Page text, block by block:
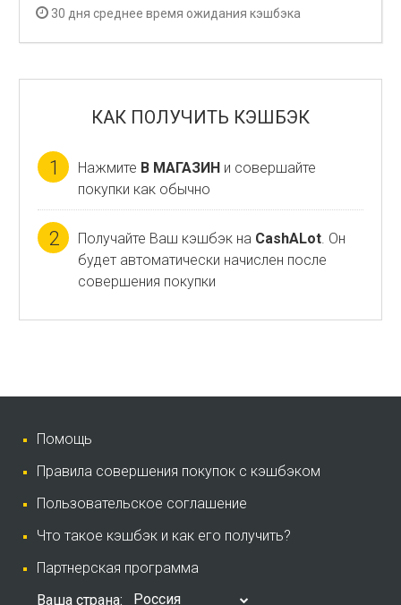
30 дня среднее время ожидания кэшбэка
КАК ПОЛУЧИТЬ КЭШБЭК
1 Нажмите В МАГАЗИН и совершайте
покупки как обычно
2 Получайте Ваш кэшбэк на CashALot. Он
будет автоматически начислен после
совершения покупки
Помощь
Правила совершения покупок с кэшбэком
Пользовательское соглашение
Что такое кэшбэк и как его получить?
Партнерская программа
Ваша страна:
Россия